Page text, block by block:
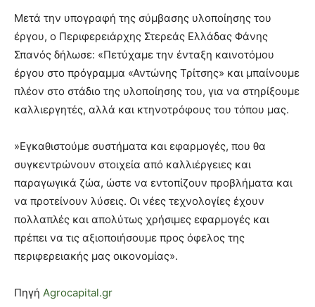
Μετά την υπογραφή της σύμβασης υλοποίησης του
έργου, ο Περιφερειάρχης Στερεάς Ελλάδας Φάνης
Σπανός δήλωσε: «Πετύχαμε την ένταξη καινοτόμου
έργου στο πρόγραμμα «Αντώνης Τρίτσης» και μπαίνουμε
πλέον στο στάδιο της υλοποίησης του, για να στηρίξουμε
καλλιεργητές, αλλά και κτηνοτρόφους του τόπου μας.
»Εγκαθιστούμε συστήματα και εφαρμογές, που θα
συγκεντρώνουν στοιχεία από καλλιέργειες και
παραγωγικά ζώα, ώστε να εντοπίζουν προβλήματα και
να προτείνουν λύσεις. Οι νέες τεχνολογίες έχουν
πολλαπλές και απολύτως χρήσιμες εφαρμογές και
πρέπει να τις αξιοποιήσουμε προς όφελος της
περιφερειακής μας οικονομίας».
Πηγή Agrocapital.gr